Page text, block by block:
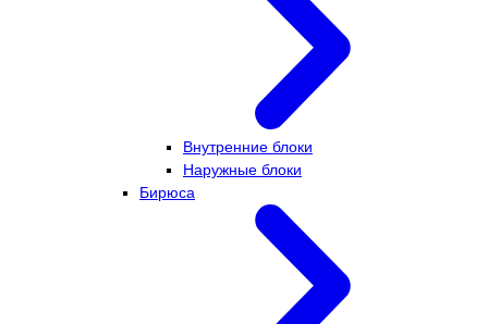
Внутренние блоки
Наружные блоки
Бирюса